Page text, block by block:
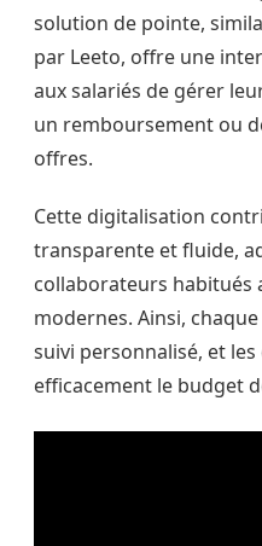
solution de pointe,
par Leeto, offre une
aux salariés de gérer
un remboursement ou
offres.
Cette digitalisation
transparente et fluide,
collaborateurs habitués
modernes. Ainsi,
suivi personnalisé, et
efficacement le budget